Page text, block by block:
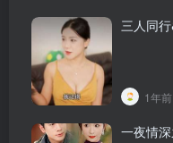
三人同
1年前
一夜情